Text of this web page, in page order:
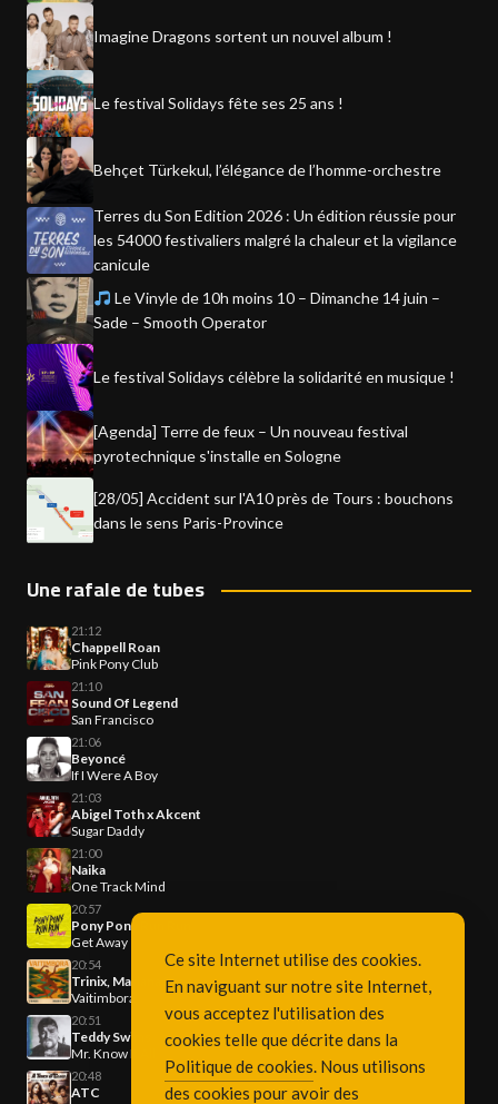
Imagine Dragons sortent un nouvel album !
Le festival Solidays fête ses 25 ans !
Behçet Türkekul, l’élégance de l’homme-orchestre
Terres du Son Edition 2026 : Un édition réussie pour
les 54000 festivaliers malgré la chaleur et la vigilance
canicule
Le Vinyle de 10h moins 10 – Dimanche 14 juin –
Sade – Smooth Operator
Le festival Solidays célèbre la solidarité en musique !
[Agenda] Terre de feux – Un nouveau festival
pyrotechnique s'installe en Sologne
[28/05] Accident sur l'A10 près de Tours : bouchons
dans le sens Paris-Province
Une rafale de tubes
21:12
Chappell Roan
Pink Pony Club
21:10
Sound Of Legend
San Francisco
21:06
Beyoncé
If I Were A Boy
21:03
Abigel Toth x Akcent
Sugar Daddy
21:00
Naika
One Track Mind
20:57
Pony Pony Run Run
Get Away
20:54
Trinix, Mariana Froes
Vaitimbora
20:51
Teddy Swims
Mr. Know It All
20:48
ATC
Ce site Internet utilise des cookies.
En naviguant sur notre site Internet,
vous acceptez l'utilisation des
cookies telle que décrite dans la
Politique de cookies. Nous utilisons
des cookies pour avoir des